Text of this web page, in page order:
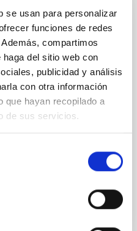
se usan para personalizar
funciones de redes
compartimos
del sitio web con
publicidad y análisis
con otra información
que hayan recopilado a
de sus servicios.
y fotómetro
misión EUCLID de la
la geometría de la
NISP proporcionará
al rojo de
en el desarrollo